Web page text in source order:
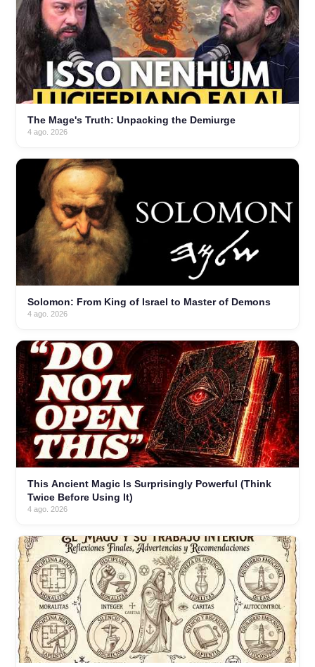
The Mage's Truth: Unpacking the Demiurge
4 ago. 2026
Solomon: From King of Israel to Master of Demons
4 ago. 2026
This Ancient Magic Is Surprisingly Powerful (Think
Twice Before Using It)
4 ago. 2026